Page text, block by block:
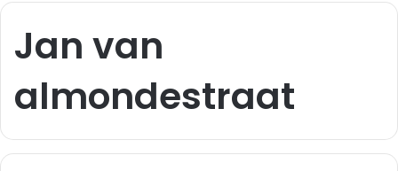
Jan van
almondestraat